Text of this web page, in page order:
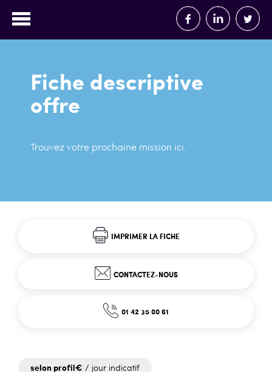
Fiche descriptive
offre
Trouvez votre prochaine mission ici.
IMPRIMER LA FICHE
CONTACTEZ-NOUS
01 42 35 00 61
selon profil€ / jour indicatif